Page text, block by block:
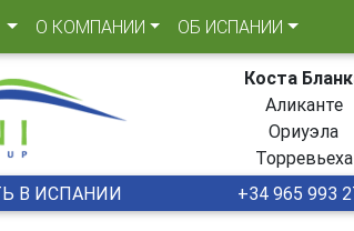
(CURRENT)
О КОМПАНИИ ОБ ИСПАНИИ
Коста
Аликанте
Ориуэла
Торревьеха
В ИСПАНИИ
+34 965 993